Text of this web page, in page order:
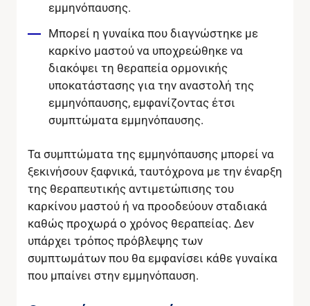
εμμηνόπαυσης.
Μπορεί η γυναίκα που διαγνώστηκε με
καρκίνο μαστού να υποχρεώθηκε να
διακόψει τη θεραπεία ορμονικής
υποκατάστασης για την αναστολή της
εμμηνόπαυσης, εμφανίζοντας έτσι
συμπτώματα εμμηνόπαυσης.
Τα συμπτώματα της εμμηνόπαυσης μπορεί να
ξεκινήσουν ξαφνικά, ταυτόχρονα με την έναρξη
της θεραπευτικής αντιμετώπισης του
καρκίνου μαστού ή να προοδεύουν σταδιακά
καθώς προχωρά ο χρόνος θεραπείας. Δεν
υπάρχει τρόπος πρόβλεψης των
συμπτωμάτων που θα εμφανίσει κάθε γυναίκα
που μπαίνει στην εμμηνόπαυση.